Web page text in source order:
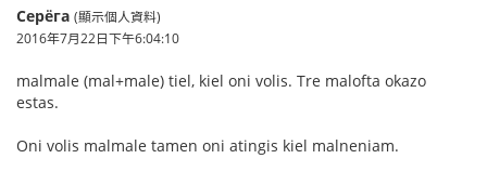
Серёга (顯示個人資料)
2016年7月22日下午6:04:10
malmale (mal+male) tiel, kiel oni volis. Tre malofta okazo
estas.
Oni volis malmale tamen oni atingis kiel malneniam.